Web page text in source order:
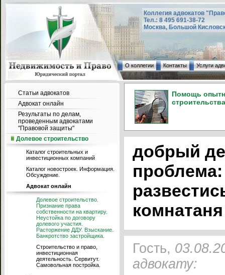
Коллегия адвокатов
Тел.: 8 495 691-38-72
Москва, Большой
О коллегии Контакты Услуги
Статьи адвокатов
Адвокат онлайн
Результаты по делам,
проведенным адвокатами
"Правовой защиты"
Долевое строительство
Каталог строительных и
инвестиционных компаний
Каталог новостроек. Информация.
Обсуждение.
Адвокат онлайн
Долевое строительство.
Признание права
собственности на квартиру.
Неустойка по договору
долевого участия.
Расторжение ДДУ. Взыскание.
Банкротство застройщика.
Строительство и право,
инвестиционная
деятельность. Сервитут.
Самовольная постройка.
Помощь
добрый
Гость,
адвокату: